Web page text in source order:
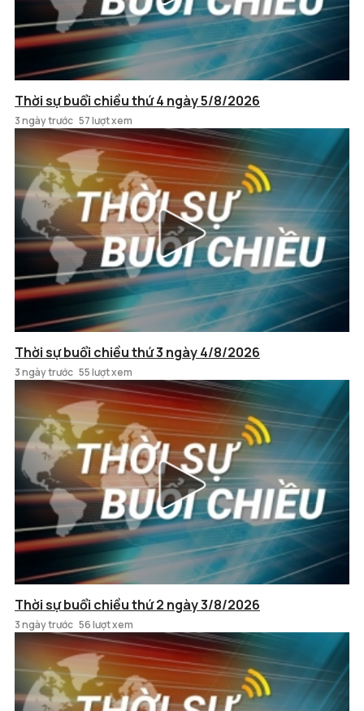
Thời sự buổi chiều thứ 4 ngày 5/8/2026
3 ngày trước 57 lượt xem
Thời sự buổi chiều thứ 3 ngày 4/8/2026
3 ngày trước 55 lượt xem
Thời sự buổi chiều thứ 2 ngày 3/8/2026
3 ngày trước 56 lượt xem